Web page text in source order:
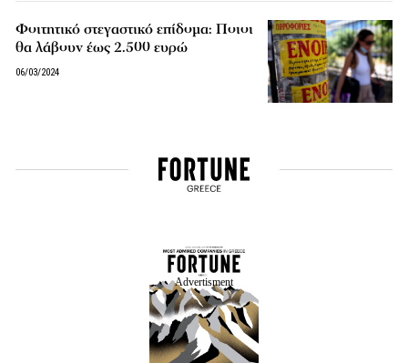
Φοιτητικό στεγαστικό επίδομα: Ποιοι
θα λάβουν έως 2.500 ευρώ
06/03/2024